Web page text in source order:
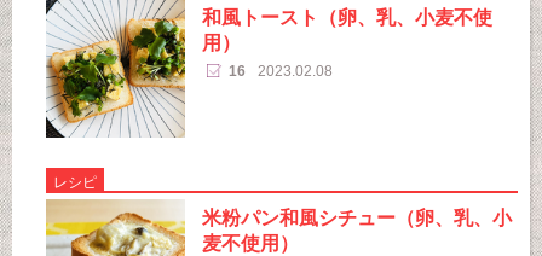
和風トースト（卵、乳、小麦不使
用）
16 2023.02.08
レシピ
米粉パン和風シチュー（卵、乳、小
麦不使用）